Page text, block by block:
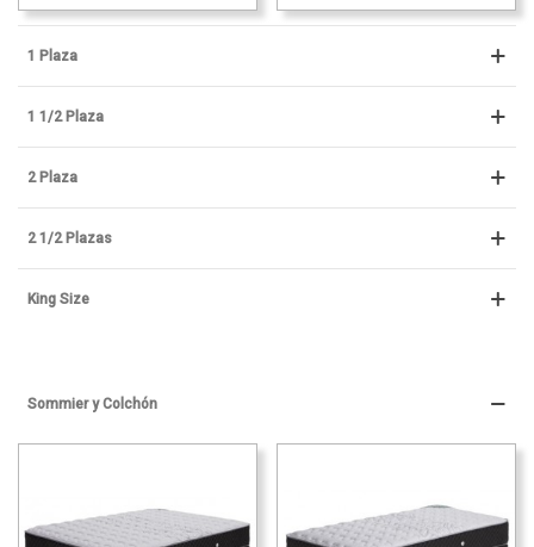
1 Plaza
1 1/2 Plaza
2 Plaza
2 1/2 Plazas
King Size
Sommier y Colchón